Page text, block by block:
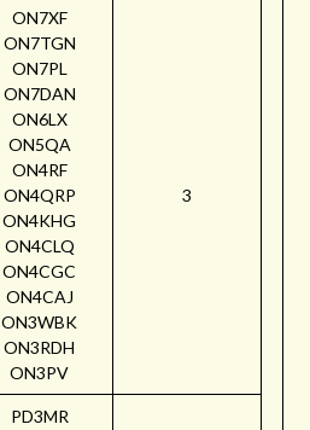
ON7XF
ON7TGN
ON7PL
ON7DAN
ON6LX
ON5QA
ON4RF
ON4QRP
ON4KHG
ON4CLQ
ON4CGC
ON4CAJ
ON3WBK
ON3RDH
ON3PV
3
PD3MR